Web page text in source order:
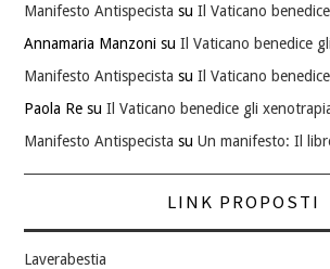
Manifesto Antispecista suIl Vaticano
Annamaria Manzoni suIl Vaticano benedice
Manifesto Antispecista suIl Vaticano
Paola Re suIl Vaticano benedice gli
Manifesto Antispecista suUn manifesto: Il
LINK PROPOSTI
Laverabestia